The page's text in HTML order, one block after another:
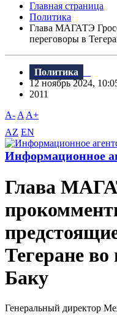
Главная страница
Политика
Глава МАГАТЭ
переговоры в
Политика
12 ноябрь 2024,
2011
A- A A+
AZ EN
Информационное
Глава
Тегеране
Баку
Генеральный директор